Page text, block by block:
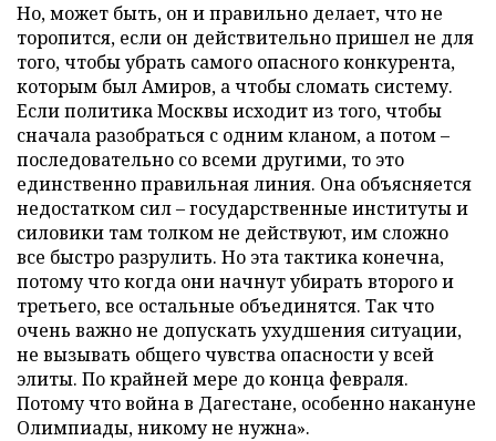
Но, может быть, он и правильно делает, что не
торопится, если он действительно пришел не для
того, чтобы убрать самого опасного конкурента,
которым был Амиров, а чтобы сломать систему.
Если политика Москвы исходит из того, чтобы
сначала разобраться с одним кланом, а потом –
последовательно со всеми другими, то это
единственно правильная линия. Она объясняется
недостатком сил – государственные институты и
силовики там толком не действуют, им сложно
все быстро разрулить. Но эта тактика конечна,
потому что когда они начнут убирать второго и
третьего, все остальные объединятся. Так что
очень важно не допускать ухудшения ситуации,
не вызывать общего чувства опасности у всей
элиты. По крайней мере до конца февраля.
Потому что война в Дагестане, особенно накануне
Олимпиады, никому не нужна».